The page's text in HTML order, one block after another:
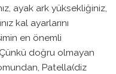
ayak ark yüksekliğiniz,
kal ayarlarını
en önemli
doğru olmayan
Patella(diz